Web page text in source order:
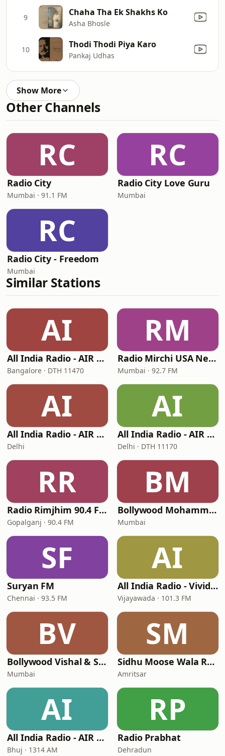
9 Chaha Tha Ek Shakhs Ko
Asha Bhosle
10 Thodi Thodi Piya Karo
Pankaj Udhas
Show More
Other Channels
RC
Radio City
Mumbai · 91.1 FM
RC
Radio City Love Guru
Mumbai
RC
Radio City - Freedom
Mumbai
Similar Stations
AI
All India Radio - AIR Kannada
Bangalore · DTH 11470
RM
Radio Mirchi USA New Jersey
Mumbai · 92.7 FM
AI
All India Radio - AIR Telugu
Delhi
AI
All India Radio - AIR Punjabi
Delhi · DTH 11170
RR
Radio Rimjhim 90.4 FM
Gopalganj · 90.4 FM
BM
Bollywood Mohammed Rafi
Mumbai
SF
Suryan FM
Chennai · 93.5 FM
AI
All India Radio - Vividh Bharati Telugu
Vijayawada · 101.3 FM
BV
Bollywood Vishal & Shekhar
Mumbai
SM
Sidhu Moose Wala Radio
Amritsar
AI
All India Radio - AIR Bhuj (Akashvani Bhuj)
Bhuj · 1314 AM
RP
Radio Prabhat
Dehradun